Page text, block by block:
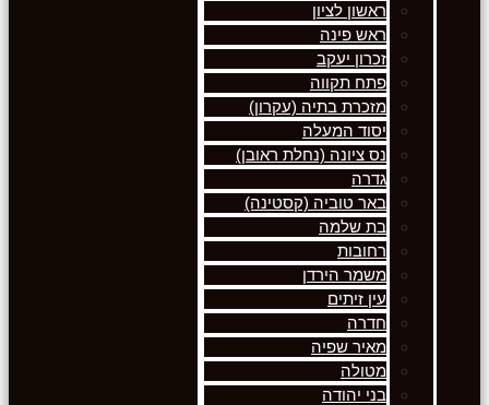
ראשון לציון
ראש פינה
זכרון יעקב
פתח תקווה
מזכרת בתיה (עקרון)
יסוד המעלה
נס ציונה (נחלת ראובן)
גדרה
באר טוביה (קסטינה)
בת שלמה
רחובות
משמר הירדן
עין זיתים
חדרה
מאיר שפיה
מטולה
בני יהודה